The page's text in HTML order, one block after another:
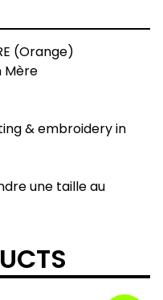
(Orange)
Mère
& embroidery in
une taille au